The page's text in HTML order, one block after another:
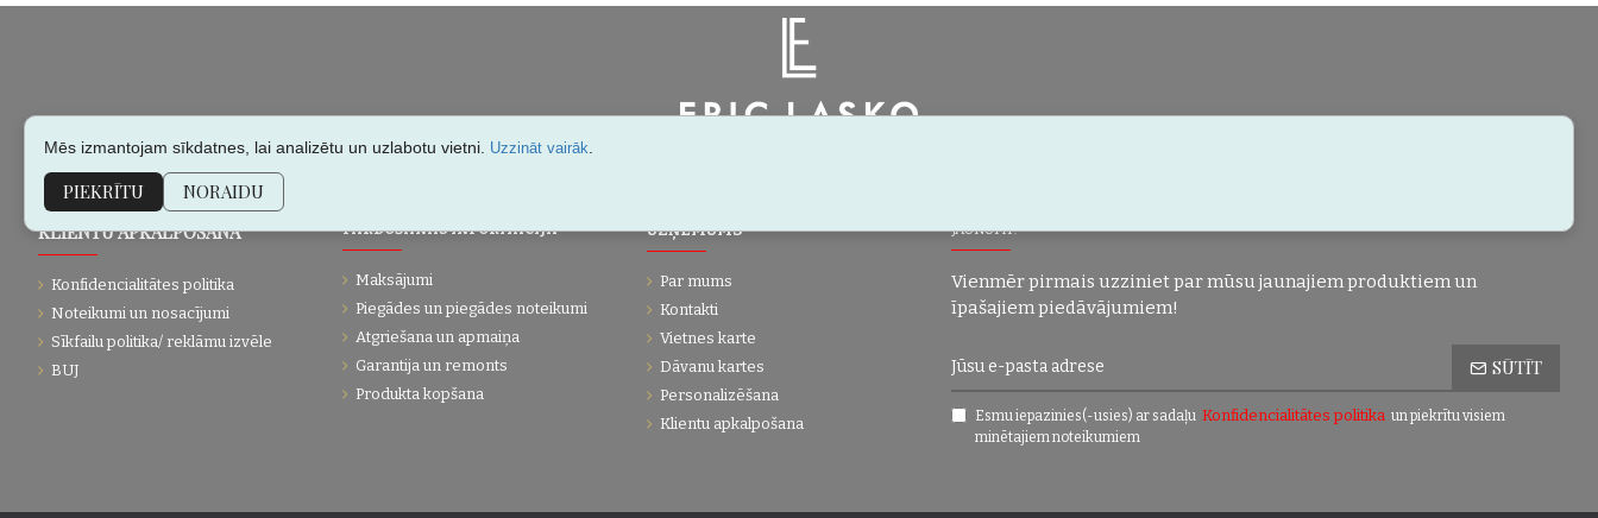
KLIENTU APKALPOŠANA
Konfidencialitātes politika
Noteikumi un nosacījumi
Sīkfailu politika/ reklāmu izvēle
BUJ
PĀRDOŠANAS INFORMĀCIJA
Maksājumi
Piegādes un piegādes noteikumi
Atgriešana un apmaiņa
Garantija un remonts
Produkta kopšana
UZŅĒMUMS
Par mums
Kontakti
Vietnes karte
Dāvanu kartes
Personalizēšana
Klientu apkalpošana
JAUNUMI!
Vienmēr pirmais uzziniet par mūsu jaunajiem produktiem un
īpašajiem piedāvājumiem!
SŪTĪT
Esmu iepazinies(-usies) ar sadaļu Konfidencialitātes politika un piekrītu visiem
minētajiem noteikumiem
Mēs izmantojam sīkdatnes, lai analizētu un uzlabotu vietni. Uzzināt vairāk
PIEKRĪTU NORAIDU